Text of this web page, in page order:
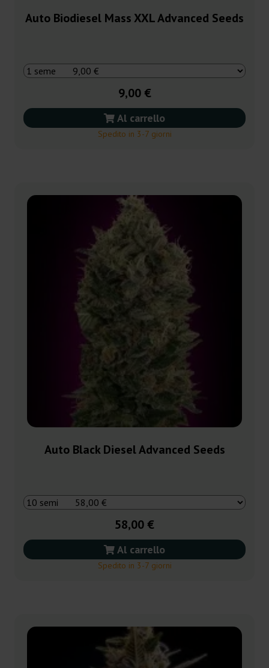
Auto Biodiesel Mass XXL Advanced Seeds
9,00 €
Al carrello
Spedito in 3-7 giorni
Auto Black Diesel Advanced Seeds
58,00 €
Al carrello
Spedito in 3-7 giorni